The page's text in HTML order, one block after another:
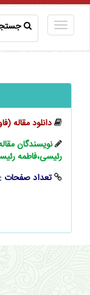
دانلود مقاله
نویسندگان
رئیسی،فاطمه
تعداد صفحات : 24